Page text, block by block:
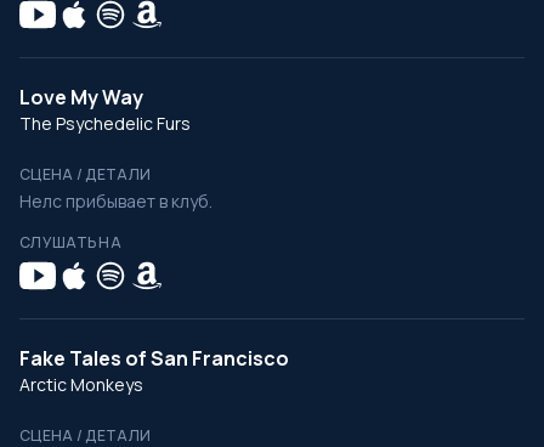
Love My Way
The Psychedelic Furs
СЦЕНА / ДЕТАЛИ
Нелс прибывает в клуб.
СЛУШАТЬ НА
Fake Tales of San Francisco
Arctic Monkeys
СЦЕНА / ДЕТАЛИ